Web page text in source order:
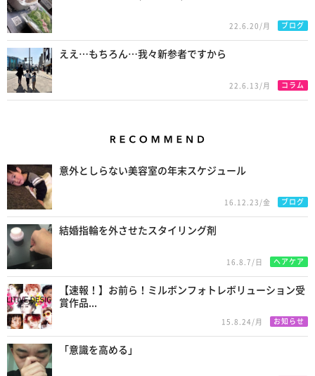
22.6.20/月 ブログ
ええ…もちろん…我々新参者ですから
22.6.13/月 コラム
意外としらない美容室の年末スケジュール
16.12.23/金 ブログ
結婚指輪を外させたスタイリング剤
16.8.7/日 ヘアケア
【速報！】お前ら！ミルボンフォトレボリューション受
賞作品...
15.8.24/月 お知らせ
「意識を高める」